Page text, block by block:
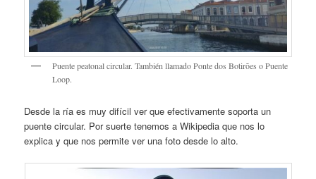
Puente peatonal circular. También llamado Ponte dos Botirões o Puente
Loop.
Desde la ría es muy difícil ver que efectivamente soporta un
puente circular. Por suerte tenemos a Wikipedia que nos lo
explica y que nos permite ver una foto desde lo alto.